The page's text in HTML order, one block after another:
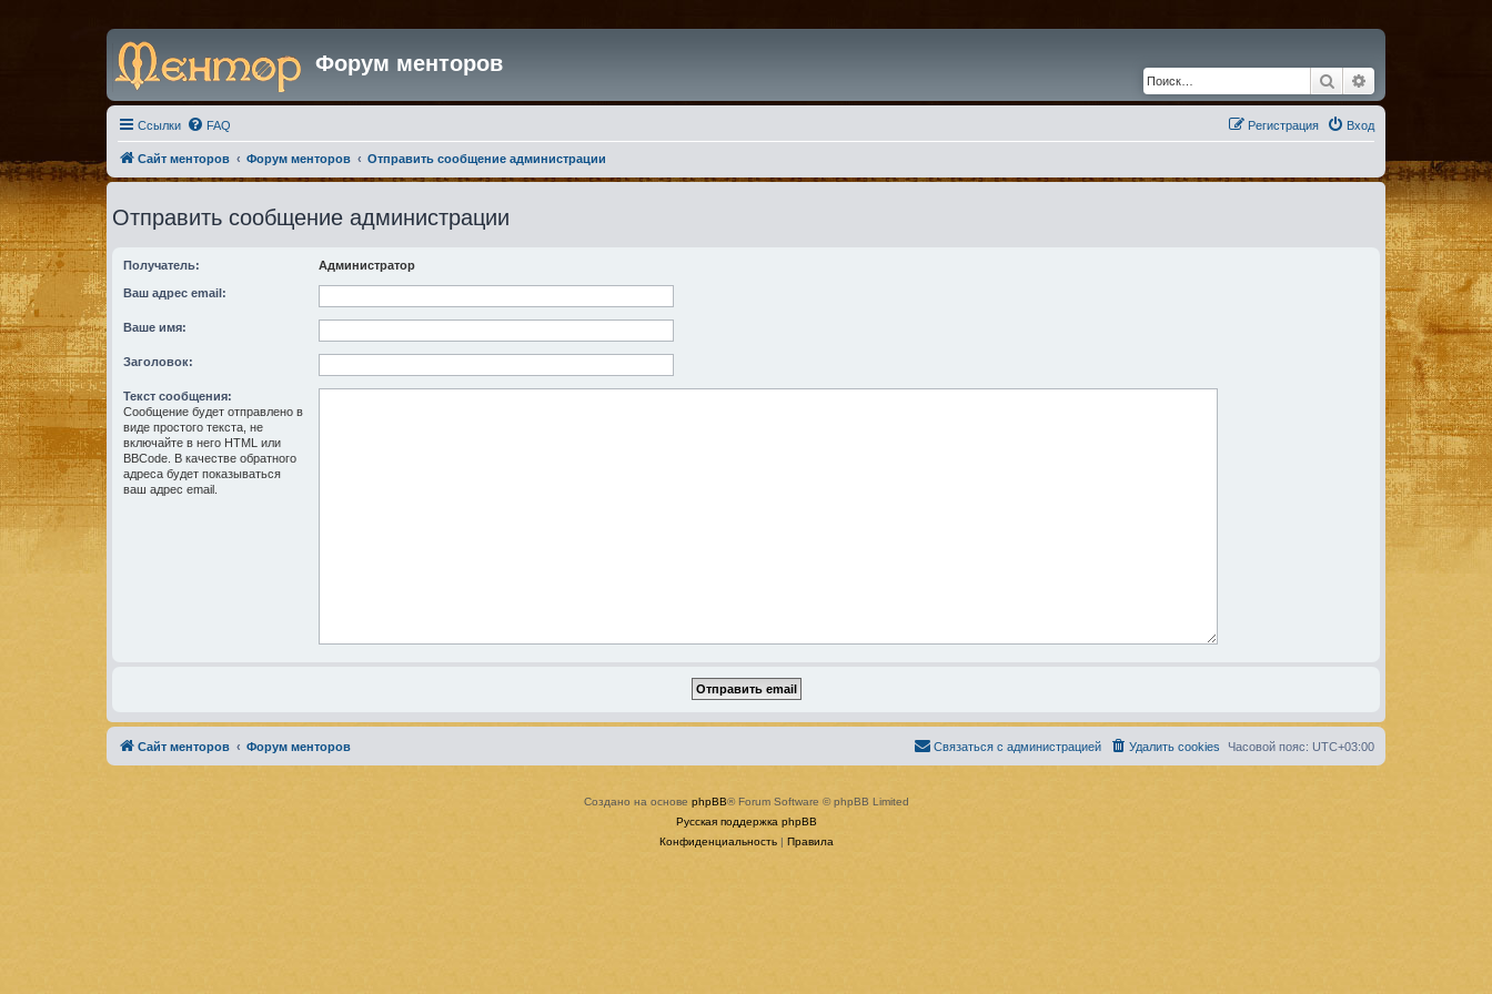
Форум менторов
Поиск
Ссылки FAQ Вход
Регистрация
Сайт менторов Форум менторов Отправить сообщение администрации
Отправить сообщение администрации
Получатель: Администратор
Ваш адрес email:
Ваше имя:
Заголовок:
Текст сообщения:
Сообщение будет отправлено в
виде простого текста, не
включайте в него HTML или
BBCode. В качестве обратного
адреса будет показываться
ваш адрес email.
Сайт менторов Форум менторов Часовой пояс: UTC+03:00
Удалить cookies
Связаться с администрацией
Создано на основе phpBB® Forum Software © phpBB Limited
Русская поддержка phpBB
Конфиденциальность| Правила